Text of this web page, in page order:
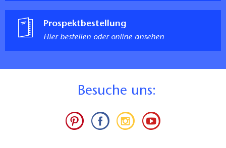
Prospektbestellung
Hier bestellen oder online ansehen
Besuche uns: